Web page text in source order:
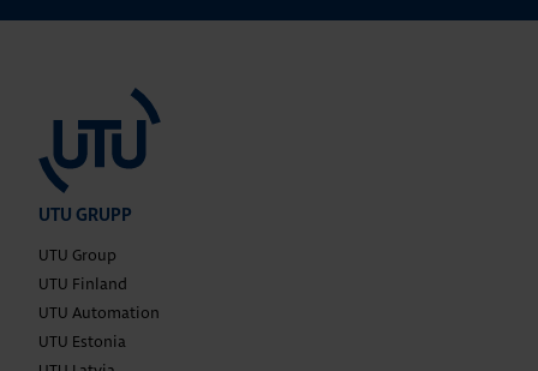
UTU GRUPP
UTU Group
UTU Finland
UTU Automation
UTU Estonia